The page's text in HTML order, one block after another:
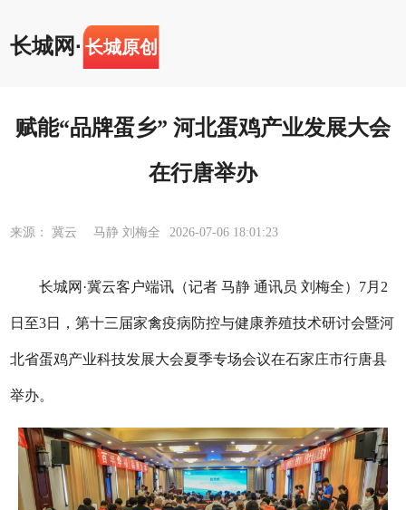
长城网· 长城原创
赋能“品牌蛋乡” 河北蛋鸡产业发展大会
在行唐举办
来源： 冀云 马静 刘梅全 2026-07-06 18:01:23
长城网·冀云客户端讯（记者 马静 通讯员 刘梅全）7月2
日至3日，第十三届家禽疫病防控与健康养殖技术研讨会暨河
北省蛋鸡产业科技发展大会夏季专场会议在石家庄市行唐县
举办。